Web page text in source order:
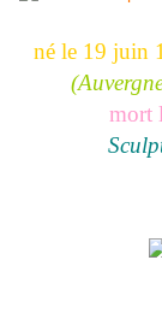
né le 19 juin
mort